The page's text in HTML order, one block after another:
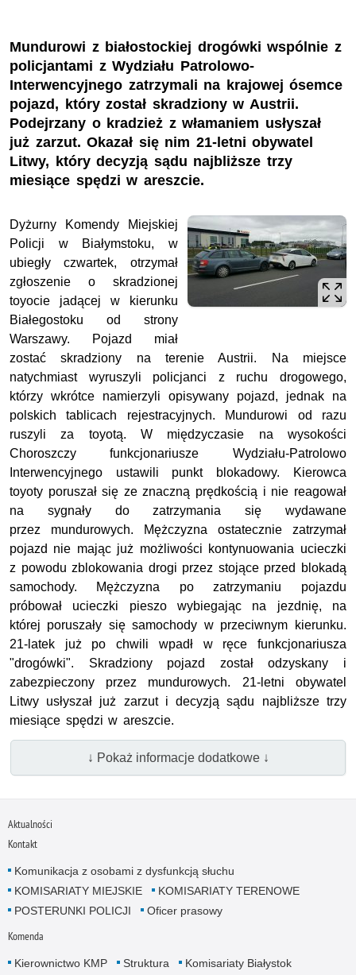
Mundurowi z białostockiej drogówki wspólnie z
policjantami z Wydziału Patrolowo-
Interwencyjnego zatrzymali na krajowej ósemce
pojazd, który został skradziony w Austrii.
Podejrzany o kradzież z włamaniem usłyszał
już zarzut. Okazał się nim 21-letni obywatel
Litwy, który decyzją sądu najbliższe trzy
miesiące spędzi w areszcie.
Dyżurny Komendy Miejskiej
Policji w Białymstoku, w
ubiegły czwartek, otrzymał
zgłoszenie o skradzionej
toyocie jadącej w kierunku
Białegostoku od strony
Warszawy. Pojazd miał
zostać skradziony na terenie Austrii. Na miejsce
natychmiast wyruszyli policjanci z ruchu drogowego,
którzy wkrótce namierzyli opisywany pojazd, jednak na
polskich tablicach rejestracyjnych.
Mundurowi od razu
ruszyli za toyotą. W międzyczasie na wysokości
Choroszczy funkcjonariusze Wydziału-Patrolowo
Interwencyjnego ustawili punkt blokadowy. Kierowca
toyoty poruszał się ze znaczną prędkością i nie reagował
na sygnałydo zatrzymania się wydawane
przez mundurowych. Mężczyzna ostatecznie zatrzymał
pojazd nie mając już możliwości kontynuowania ucieczki
z powodu zblokowania drogi przez stojące przed blokadą
samochody. Mężczyzna po zatrzymaniu pojazdu
próbował ucieczki pieszo wybiegając na jezdnię, na
której poruszały się samochody w przeciwnym kierunku.
21-latek już po chwili wpadł w ręce funkcjonariusza
"drogówki". Skradziony pojazd został odzyskany i
zabezpieczony przez mundurowych. 21-letni obywatel
Litwy usłyszał już zarzut i decyzją sądu najbliższe trzy
miesiące spędzi w areszcie.
↓ Pokaż informacje dodatkowe ↓
Aktualności
Kontakt
Komunikacja z osobami z dysfunkcją słuchu
KOMISARIATY MIEJSKIE
KOMISARIATY TERENOWE
POSTERUNKI POLICJI
Oficer prasowy
Komenda
Kierownictwo KMP Struktura
Komisariaty Białystok